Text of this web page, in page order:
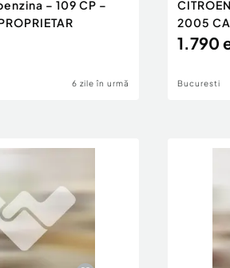
– 109 CP –
6 zile în urmă
2005
1.790
Bucuresti